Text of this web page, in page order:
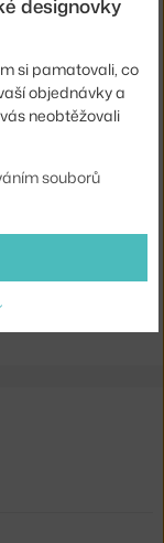
blue
light blue
si pamatovali, co
objednávky a
neobtěžovali
souborů